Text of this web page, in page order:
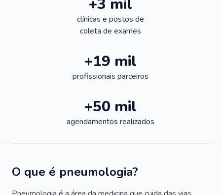
+3 mil
clínicas e postos de
coleta de exames
+19 mil
profissionais parceiros
+50 mil
agendamentos realizados
O que é pneumologia?